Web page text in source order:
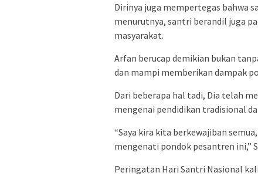
Dirinya juga mempertegas bahwa
menurutnya, santri berandil juga
masyarakat.
Arfan berucap demikian bukan
dan mampi memberikan dampak
Dari beberapa hal tadi, Dia telah
mengenai pendidikan tradisional
“Saya kira kita berkewajiban
mengenati pondok pesantren ini,”
Peringatan Hari Santri Nasional